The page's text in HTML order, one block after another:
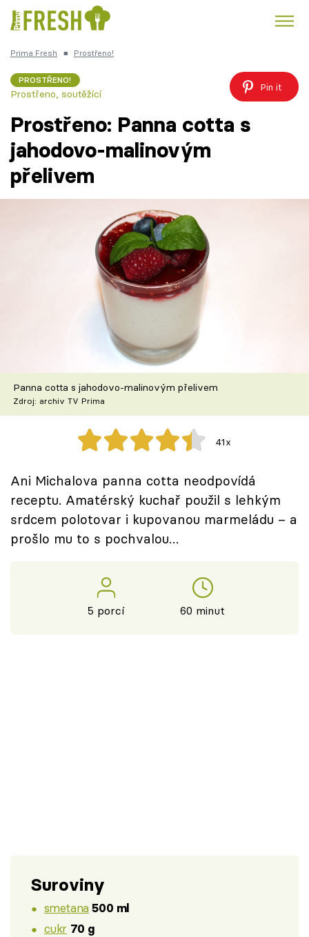
Česká kuchyně
Témata
Speciál: Cuketa
Těhotnej kuchař
Přihlášení
Prima Fresh ■ Prostřeno!
PROSTŘENO!
Prostřeno, soutěžící
Pin it
Prostřeno: Panna cotta s
jahodovo-malinovým
přelivem
Panna cotta s jahodovo-malinovým přelivem
Zdroj: archiv TV Prima
41x
Ani Michalova panna cotta neodpovídá
receptu. Amatérský kuchař použil s lehkým
srdcem polotovar i kupovanou marmeládu – a
prošlo mu to s pochvalou…
5 porcí 60 minut
Suroviny
smetana 500 ml
cukr 70 g